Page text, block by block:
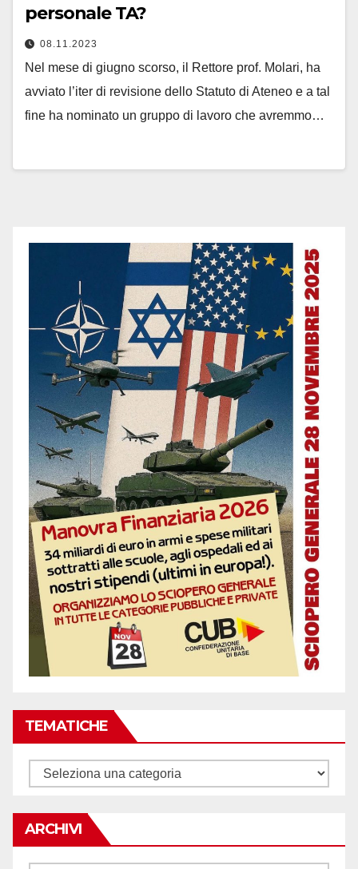
personale TA?
08.11.2023
Nel mese di giugno scorso, il Rettore prof. Molari, ha
avviato l’iter di revisione dello Statuto di Ateneo e a tal
fine ha nominato un gruppo di lavoro che avremmo…
TEMATICHE
Tematiche
ARCHIVI